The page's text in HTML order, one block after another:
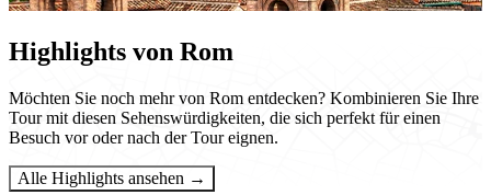
Highlights von Rom
Möchten Sie noch mehr von Rom entdecken? Kombinieren Sie Ihre
Tour mit diesen Sehenswürdigkeiten, die sich perfekt für einen
Besuch vor oder nach der Tour eignen.
Alle Highlights ansehen →